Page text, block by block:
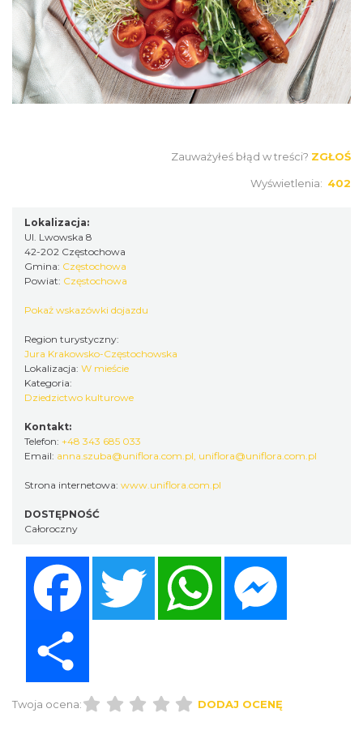
Zauważyłeś błąd w treści? ZGŁOŚ
Wyświetlenia: 402
Lokalizacja:
Ul. Lwowska 8
42-202 Częstochowa
Gmina: Częstochowa
Powiat: Częstochowa
Pokaż wskazówki dojazdu
Region turystyczny:
Jura Krakowsko-Częstochowska
Lokalizacja: W mieście
Kategoria:
Dziedzictwo kulturowe
Kontakt:
Telefon: +48 343 685 033
Email: anna.szuba@uniflora.com.pl, uniflora@uniflora.com.pl
Strona internetowa: www.uniflora.com.pl
DOSTĘPNOŚĆ
Całoroczny
Twitter WhatsApp
Twoja ocena: DODAJ OCENĘ